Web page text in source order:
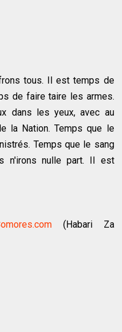
tous. Il est temps de
de faire taire les armes.
dans les yeux, avec au
la Nation. Temps que le
Temps que le sang
n'irons nulle part. Il est
(Habari Za